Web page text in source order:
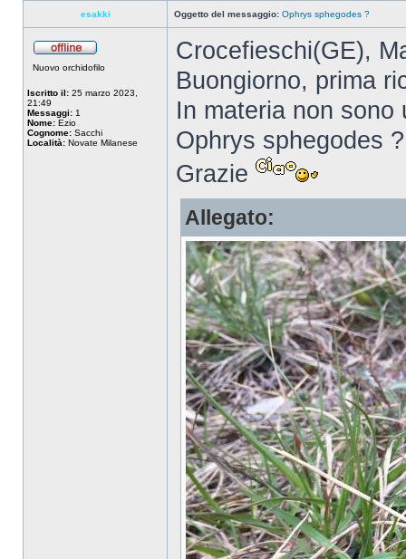
esakki Oggetto del messaggio: Ophrys sphegodes ?
Nuovo orchidofilo
Iscritto il: 25 marzo 2023,
21:49
Messaggi: 1
Nome: Ezio
Cognome: Sacchi
Località: Novate Milanese
Crocefieschi(GE),
Buongiorno, prima
In materia non sono
Ophrys sphegodes
Grazie
Allegato: